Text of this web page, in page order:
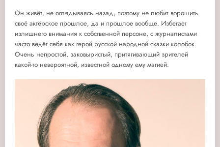
Он живёт, не оглядываясь назад, поэтому не любит ворошить
своё актёрское прошлое, да и прошлое вообще. Избегает
излишнего внимания к собственной персоне, с журналистами
часто ведёт себя как герой русской народной сказки колобок.
Очень непростой, заковыристый, притягивающий зрителей
какой-то невероятной, известной одному ему магией.